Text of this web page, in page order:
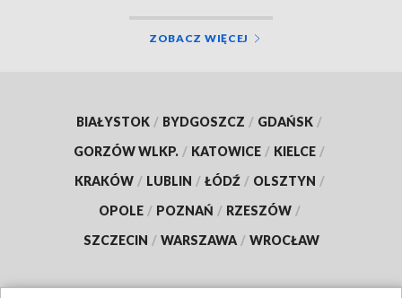
ZOBACZ WIĘCEJ
BIAŁYSTOK / BYDGOSZCZ / GDAŃSK /
GORZÓW WLKP. / KATOWICE / KIELCE /
KRAKÓW / LUBLIN / ŁÓDŹ / OLSZTYN /
OPOLE / POZNAŃ / RZESZÓW /
SZCZECIN / WARSZAWA / WROCŁAW